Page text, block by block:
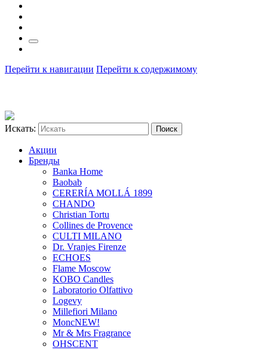
Перейти к навигации Перейти к содержимому
Искать:
Акции
Бренды
Banka Home
Baobab
CERERÍA MOLLÁ 1899
CHANDO
Christian Tortu
Collines de Provence
CULTI MILANO
Dr. Vranjes Firenze
ECHOES
Flame Moscow
KOBO Candles
Laboratorio Olfattivo
Logevy
Millefiori Milano
MoncNEW!
Mr & Mrs Fragrance
OHSCENT